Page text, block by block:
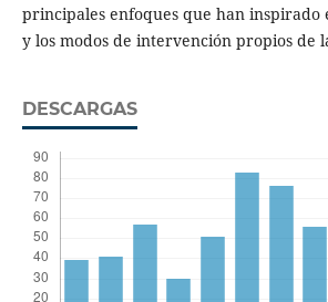
principales enfoques que han inspirado
y los modos de intervención propios de
DESCARGAS